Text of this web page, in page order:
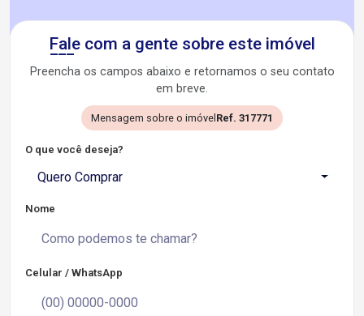
Fale com a gente sobre este imóvel
Preencha os campos abaixo e retornamos o seu contato
em breve.
Mensagem sobre o imóvelRef. 317771
O que você deseja?
Quero Comprar
Nome
Celular / WhatsApp